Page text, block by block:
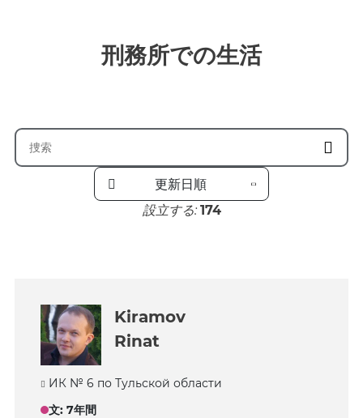
刑務所での生活
更新日順
設立する: 174
Kiramov
Rinat
ИК № 6 по Тульской области
文: 7年間